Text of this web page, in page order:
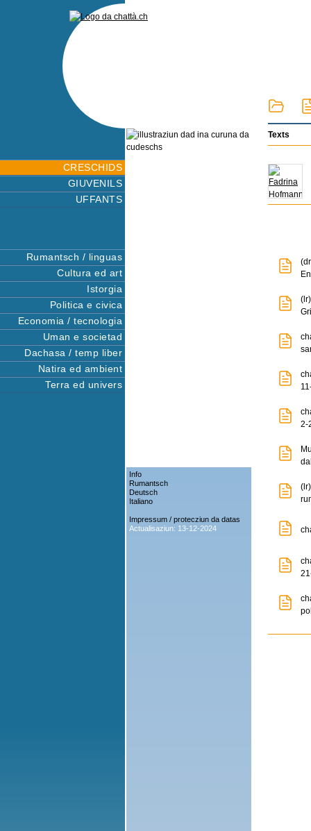
CRESCHIDS
GIUVENILS
UFFANTS
Rumantsch / linguas
Cultura ed art
Istorgia
Politica e civica
Economia / tecnologia
Uman e societad
Dachasa / temp liber
Natira ed ambient
Terra ed univers
Info
Rumantsch
Deutsch
Italiano
Impressum / protecziun da datas
Actualisaziun: 13-12-2024
Texts
2-